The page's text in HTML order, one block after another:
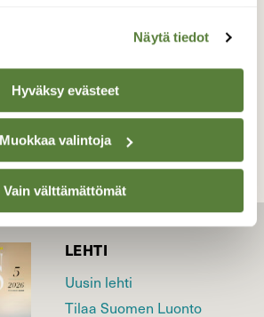
Näytä tiedot
Hyväksy evästeet
Muokkaa valintoja
Vain välttämättömät
TAKAISIN LISTAAN
LEHTI
Uusin lehti
Tilaa Suomen Luonto